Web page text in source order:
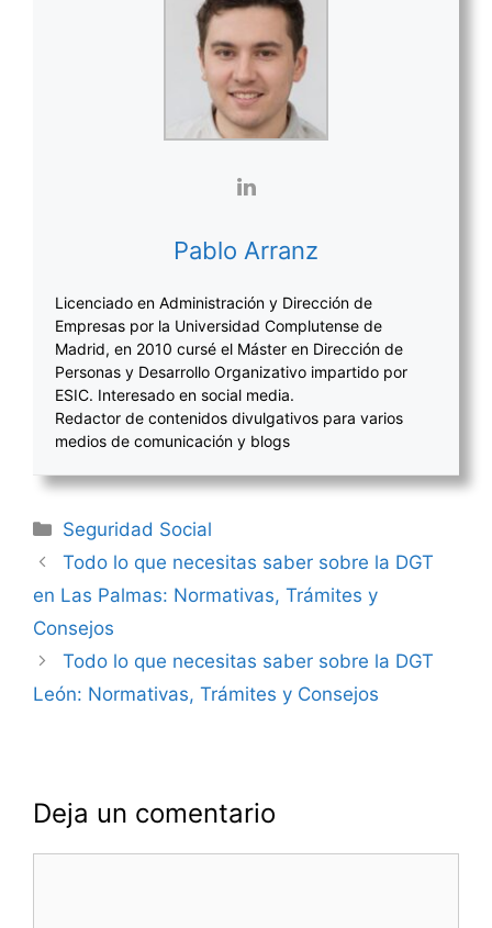
Pablo Arranz
Licenciado en Administración y Dirección de
Empresas por la Universidad Complutense de
Madrid, en 2010 cursé el Máster en Dirección de
Personas y Desarrollo Organizativo impartido por
ESIC. Interesado en social media.
Redactor de contenidos divulgativos para varios
medios de comunicación y blogs
Categorías
Seguridad Social
Navegación
de
Todo lo que necesitas saber sobre la DGT
en Las Palmas: Normativas, Trámites y
Consejos
Todo lo que necesitas saber sobre la DGT
León: Normativas, Trámites y Consejos
Deja un comentario